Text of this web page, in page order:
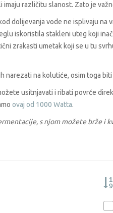
različitu slanost. Zato je
dolijevanja vode ne isplivaju na
iskoristila stakleni uteg koji
zrakasti umetak koji se u tu
narezati na kolutiće, osim toga
usitnjavati i ribati povrće
ovaj od 1000 Watta.
s njom možete brže